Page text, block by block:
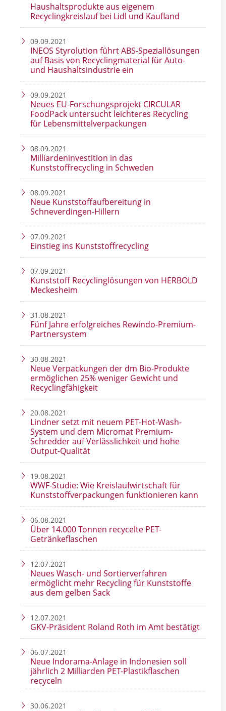
Haushaltsprodukte aus eigenem
Recyclingkreislauf bei Lidl und Kaufland
09.09.2021
INEOS Styrolution führt ABS-Speziallösungen
auf Basis von Recyclingmaterial für Auto-
und Haushaltsindustrie ein
09.09.2021
Neues EU-Forschungsprojekt CIRCULAR
FoodPack untersucht leichteres Recycling
für Lebensmittelverpackungen
08.09.2021
Milliardeninvestition in das
Kunststoffrecycling in Schweden
08.09.2021
Neue Kunststoffaufbereitung in
Schneverdingen-Hillern
07.09.2021
Einstieg ins Kunststoffrecycling
07.09.2021
Kunststoff Recyclinglösungen von HERBOLD
Meckesheim
31.08.2021
Fünf Jahre erfolgreiches Rewindo-Premium-
Partnersystem
30.08.2021
Neue Verpackungen der dm Bio-Produkte
ermöglichen 25% weniger Gewicht und
Recyclingfähigkeit
20.08.2021
Lindner setzt mit neuem PET-Hot-Wash-
System und dem Micromat Premium-
Schredder auf Verlässlichkeit und hohe
Output-Qualität
19.08.2021
WWF-Studie: Wie Kreislaufwirtschaft für
Kunststoffverpackungen funktionieren kann
06.08.2021
Über 14.000 Tonnen recycelte PET-
Getränkeflaschen
12.07.2021
Neues Wasch- und Sortierverfahren
ermöglicht mehr Recycling für Kunststoffe
aus dem gelben Sack
12.07.2021
GKV-Präsident Roland Roth im Amt bestätigt
06.07.2021
Neue Indorama-Anlage in Indonesien soll
jährlich 2 Milliarden PET-Plastikflaschen
recyceln
30.06.2021